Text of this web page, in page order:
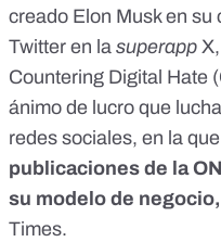
creado Elon Musk en
Twitter en la superapp X
Countering Digital Hate
ánimo de lucro que
redes sociales, en la
publicaciones de la
su modelo de negocio,
Times.